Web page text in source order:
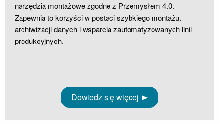
narzędzia montażowe zgodne z Przemysłem 4.0.
Zapewnia to korzyści w postaci szybkiego montażu,
archiwizacji danych i wsparcia zautomatyzowanych linii
produkcyjnych.
Dowiedz się więcej